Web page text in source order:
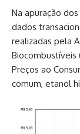
Na apuração
dados
realizadas pela
Biocombustíveis
Preços ao
comum, etanol